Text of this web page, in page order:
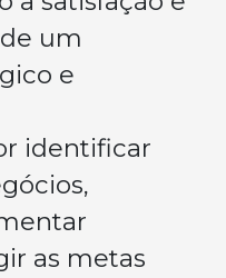
um
e
identificar
as metas